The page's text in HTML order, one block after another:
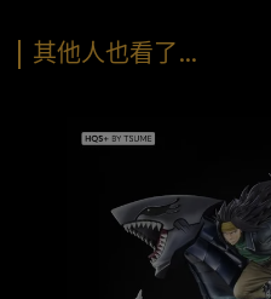
其他人也看了…